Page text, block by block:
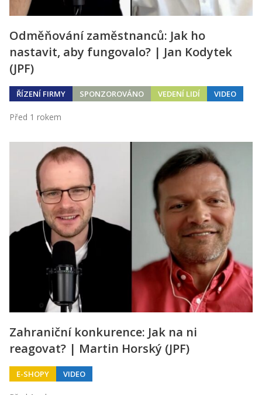
Odměňování zaměstnanců: Jak ho
nastavit, aby fungovalo? | Jan Kodytek
(JPF)
ŘÍZENÍ FIRMY SPONZOROVÁNO VEDENÍ LIDÍ VIDEO
Před 1 rokem
Zahraniční konkurence: Jak na ni
reagovat? | Martin Horský (JPF)
E-SHOPY VIDEO